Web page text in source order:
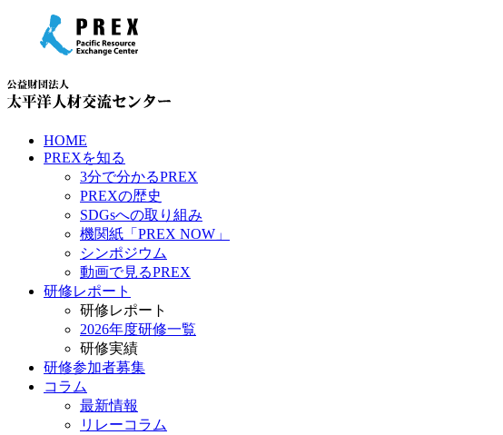
HOME
PREXを知る
3分で分かるPREX
PREXの歴史
SDGsへの取り組み
機関紙「PREX NOW」
シンポジウム
動画で見るPREX
研修レポート
研修レポート
2026年度研修一覧
研修実績
研修参加者募集
コラム
最新情報
リレーコラム